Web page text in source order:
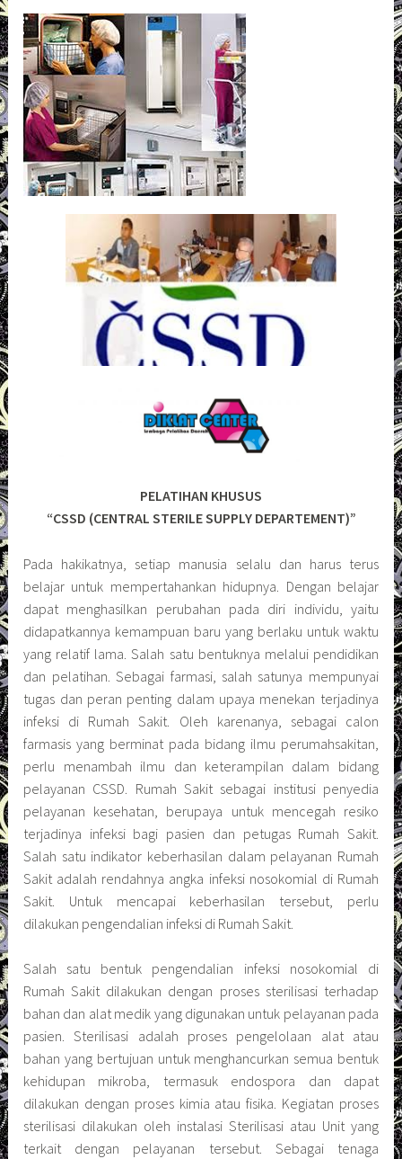
PELATIHAN KHUSUS
“CSSD (CENTRAL STERILE SUPPLY DEPARTEMENT)”
Pada hakikatnya, setiap manusia selalu dan harus terus
belajar untuk mempertahankan hidupnya. Dengan belajar
dapat menghasilkan perubahan pada diri individu, yaitu
didapatkannya kemampuan baru yang berlaku untuk waktu
yang relatif lama. Salah satu bentuknya melalui pendidikan
dan pelatihan. Sebagai farmasi, salah satunya mempunyai
tugas dan peran penting dalam upaya menekan terjadinya
infeksi di Rumah Sakit. Oleh karenanya, sebagai calon
farmasis yang berminat pada bidang ilmu perumahsakitan,
perlu menambah ilmu dan keterampilan dalam bidang
pelayanan CSSD. Rumah Sakit sebagai institusi penyedia
pelayanan kesehatan, berupaya untuk mencegah resiko
terjadinya infeksi bagi pasien dan petugas Rumah Sakit.
Salah satu indikator keberhasilan dalam pelayanan Rumah
Sakit adalah rendahnya angka infeksi nosokomial di Rumah
Sakit. Untuk mencapai keberhasilan tersebut, perlu
dilakukan pengendalian infeksi di Rumah Sakit.
Salah satu bentuk pengendalian infeksi nosokomial di
Rumah Sakit dilakukan dengan proses sterilisasi terhadap
bahan dan alat medik yang digunakan untuk pelayanan pada
pasien. Sterilisasi adalah proses pengelolaan alat atau
bahan yang bertujuan untuk menghancurkan semua bentuk
kehidupan mikroba, termasuk endospora dan dapat
dilakukan dengan proses kimia atau fisika. Kegiatan proses
sterilisasi dilakukan oleh instalasi Sterilisasi atau Unit yang
terkait dengan pelayanan tersebut. Sebagai tenaga